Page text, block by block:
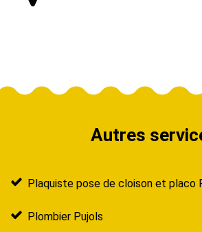
Autres
Plaquiste pose de cloison et placo
Plombier Pujols